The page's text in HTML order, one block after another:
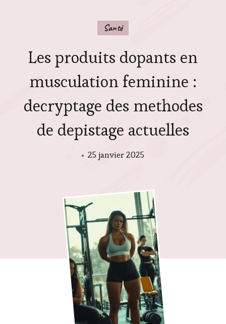
Santé
Les produits dopants en
musculation feminine :
decryptage des methodes
de depistage actuelles
25 janvier 2025